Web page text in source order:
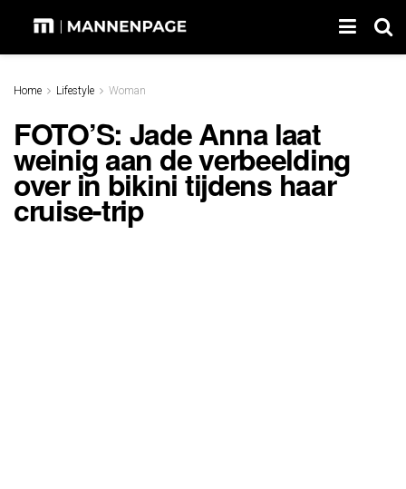
Home Lifestyle Woman
FOTO’S: Jade Anna laat
weinig aan de verbeelding
over in bikini tijdens haar
cruise-trip